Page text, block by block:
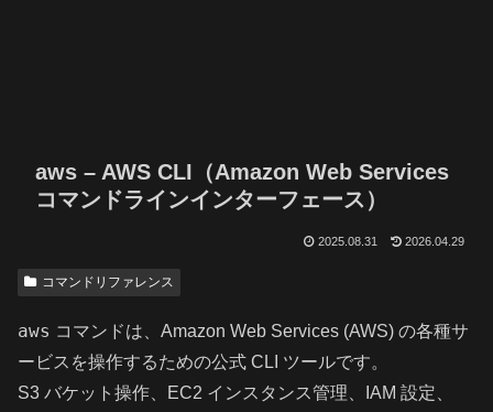
aws – AWS CLI（Amazon Web Services
コマンドラインインターフェース）
2025.08.31 2026.04.29
コマンドリファレンス
aws コマンドは、Amazon Web Services (AWS) の各種サ
ービスを操作するための公式 CLI ツールです。
S3 バケット操作、EC2 インスタンス管理、IAM 設定、